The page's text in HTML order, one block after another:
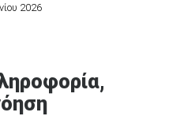
2026